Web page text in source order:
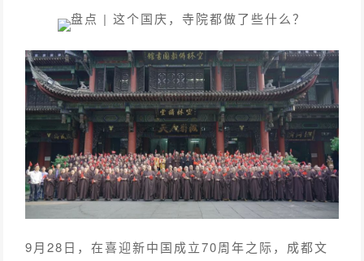
9月28日，在喜迎新中国成立70周年之际，成都文